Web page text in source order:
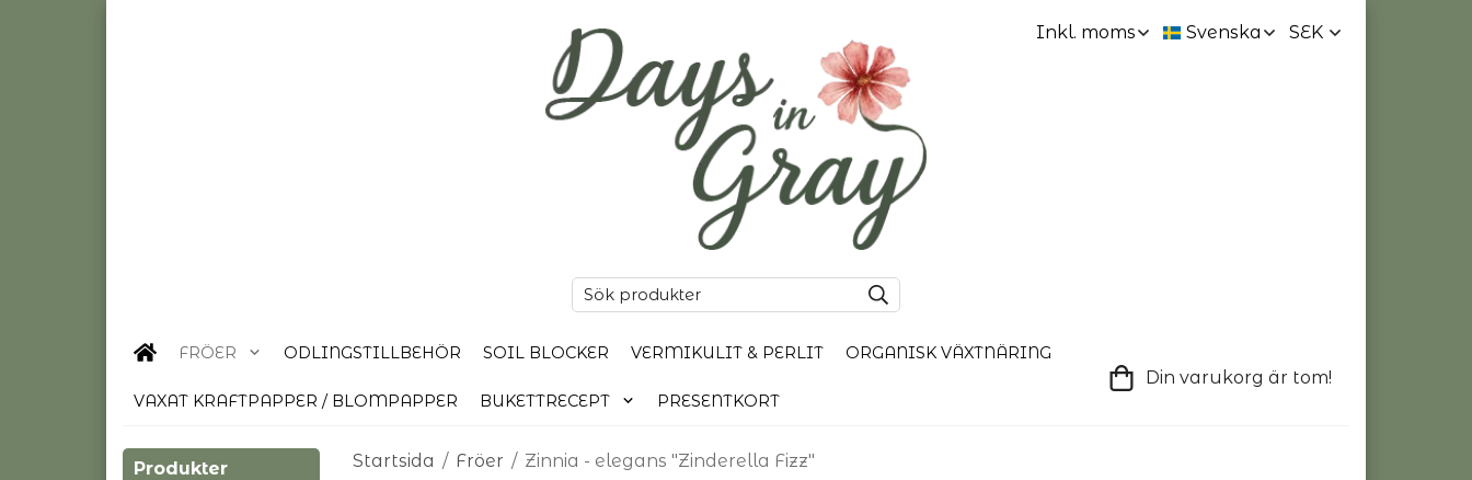
FRÖER ODLINGSTILLBEHÖR SOIL BLOCKER VERMIKULIT & PERLIT ORGANISK VÄXTNÄRING
VAXAT KRAFTPAPPER / BLOMPAPPER BUKETTRECEPT PRESENTKORT
Din varukorg är tom!
Produkter
Startsida / Fröer / Zinnia - elegans "Zinderella Fizz"